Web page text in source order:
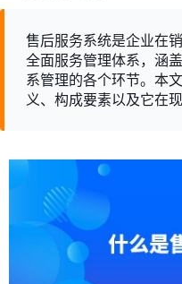
售后服务系统是企业在
全面服务管理体系，涵
系管理的各个环节。本
义、构成要素以及它在